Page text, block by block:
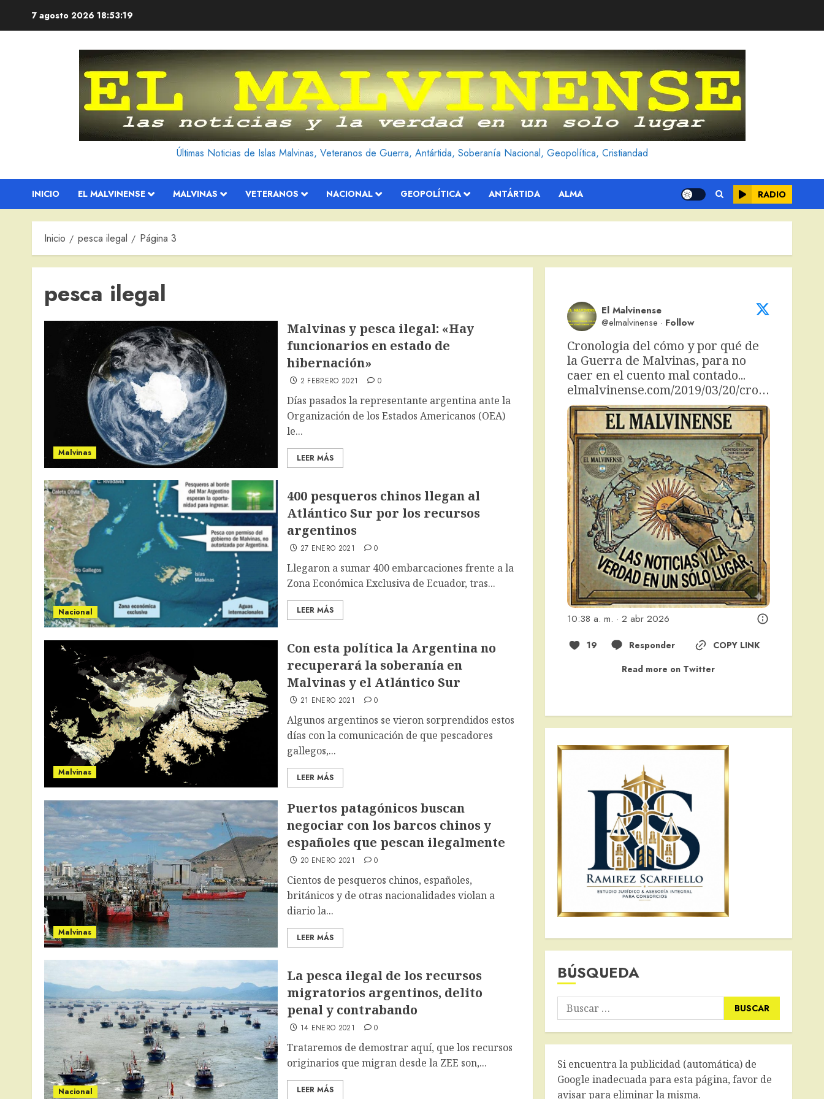
7 agosto 2026 18:53:20
Últimas Noticias de Islas Malvinas, Veteranos de Guerra, Antártida, Soberanía Nacional, Geopolítica, Cristiandad
INICIO EL MALVINENSE MALVINAS VETERANOS NACIONAL GEOPOLÍTICA ANTÁRTIDA ALMA RADIO
Inicio pesca ilegal Página 3
pesca ilegal
Malvinas
Malvinas y pesca ilegal: «Hay
funcionarios en estado de
hibernación»
2 FEBRERO 2021 0
Días pasados la representante argentina ante la
Organización de los Estados Americanos (OEA)
le...
LEER MÁS
Nacional
400 pesqueros chinos llegan al
Atlántico Sur por los recursos
argentinos
27 ENERO 2021 0
Llegaron a sumar 400 embarcaciones frente a la
Zona Económica Exclusiva de Ecuador, tras...
LEER MÁS
Malvinas
Con esta política la Argentina no
recuperará la soberanía en
Malvinas y el Atlántico Sur
21 ENERO 2021 0
Algunos argentinos se vieron sorprendidos estos
días con la comunicación de que pescadores
gallegos,...
LEER MÁS
Malvinas
Puertos patagónicos buscan
negociar con los barcos chinos y
españoles que pescan ilegalmente
20 ENERO 2021 0
Cientos de pesqueros chinos, españoles,
británicos y de otras nacionalidades violan a
diario la...
LEER MÁS
Nacional
La pesca ilegal de los recursos
migratorios argentinos, delito
penal y contrabando
14 ENERO 2021 0
Trataremos de demostrar aquí, que los recursos
originarios que migran desde la ZEE son,...
LEER MÁS
El Malvinense
@elmalvinense · Follow
Cronologia del cómo y por qué de
la Guerra de Malvinas, para no
elmalvinense.com/2019/03/20/cro…
10:38 a. m. · 2 abr 2026
19 Responder
COPY LINK
Read more on Twitter
BÚSQUEDA
Buscar:
Si encuentra la publicidad (automática) de
Google inadecuada para esta página, favor de
avisar para eliminar la misma.